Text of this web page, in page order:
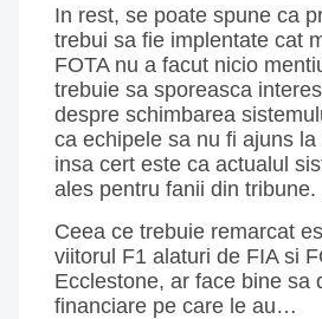
In rest, se poate spune ca
trebui sa fie implentate cat
FOTA nu a facut nicio
trebuie sa sporeasca
despre schimbarea
ca echipele sa nu fi ajuns
insa cert este ca actualul
ales pentru fanii din tribune.
Ceea ce trebuie remarcat
viitorul F1 alaturi de FIA si
Ecclestone, ar face bine sa
financiare pe care le au…